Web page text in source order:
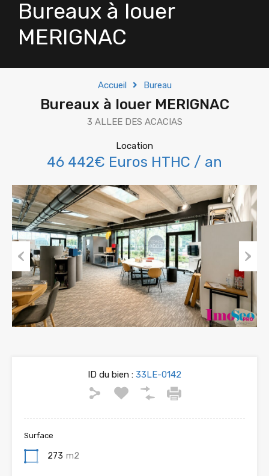
Bureaux à louer
MERIGNAC
Accueil Bureau
Bureaux à louer MERIGNAC
3 ALLEE DES ACACIAS
Location
46 442€ Euros HTHC / an
Previous Next
ID du bien : 33LE-0142
Surface
273 m2